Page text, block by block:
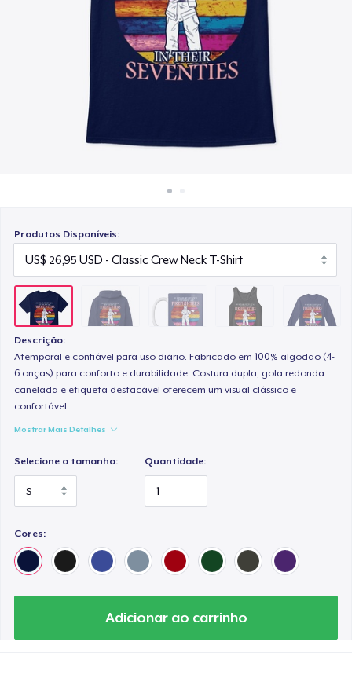
Venda em todo lugar
Venda qualquer coisa
Produtos Disponíveis:
Descrição:
Atemporal e confiável para uso diário. Fabricado em 100% algodão (4-
6 onças) para conforto e durabilidade. Costura dupla, gola redonda
canelada e etiqueta destacável oferecem um visual clássico e
confortável.
Mostrar Mais Detalhes
Selecione o tamanho: Quantidade:
Cores:
Adicionar ao carrinho
US$ 19,95
Classic Tank Top
US$ 29,95
Classic Long Sleeve Tee
US$ 32,95